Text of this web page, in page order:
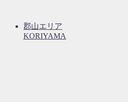
郡山エリア
KORIYAMA